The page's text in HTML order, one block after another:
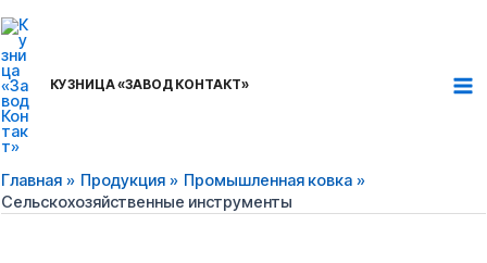
к
содержимому
КУЗНИЦА «ЗАВОД КОНТАКТ»
Главная Продукция
Промышленная ковка
Сельскохозяйственные инструменты
КОРОНКИ ДЛЯ КОВША
Подробнее